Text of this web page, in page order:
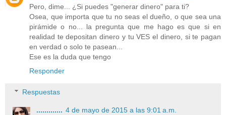
Pero, dime... ¿Si puedes "generar dinero" para ti?
Osea, que importa que tu no seas el dueño, o que sea una
pirámide o no... la pregunta que me hago es que si en
realidad te depositan dinero y tu VES el dinero, si te pagan
en verdad o solo te pasean...
Ese es la duda que tengo
Responder
Respuestas
............. 4 de mayo de 2015 a las 9:01 a.m.